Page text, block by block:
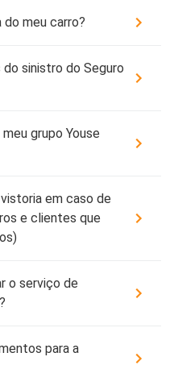
meu carro?
sinistro do Seguro
grupo Youse
em caso de
e clientes que
o serviço de
para a